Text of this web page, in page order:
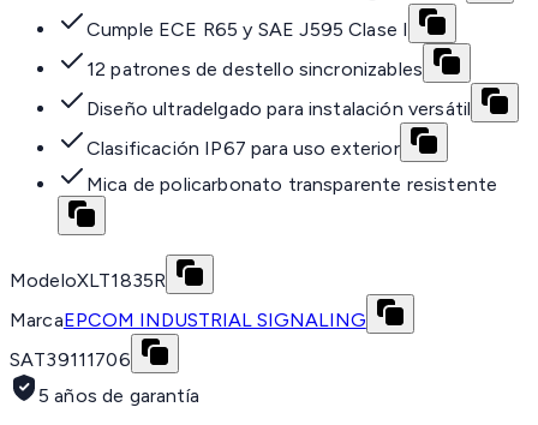
Cumple ECE R65 y SAE J595 Clase I
12 patrones de destello sincronizables
Diseño ultradelgado para instalación versátil
Clasificación IP67 para uso exterior
Mica de policarbonato transparente resistente
ModeloXLT1835R
MarcaEPCOM INDUSTRIAL SIGNALING
SAT39111706
5 años de garantía